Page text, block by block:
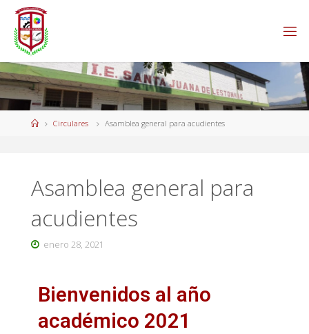
Circulares Asamblea general para acudientes
Asamblea general para
acudientes
enero 28, 2021
Bienvenidos al año
académico 2021